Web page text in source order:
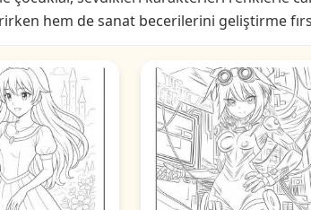
hem de sanat becerilerini geliştirme